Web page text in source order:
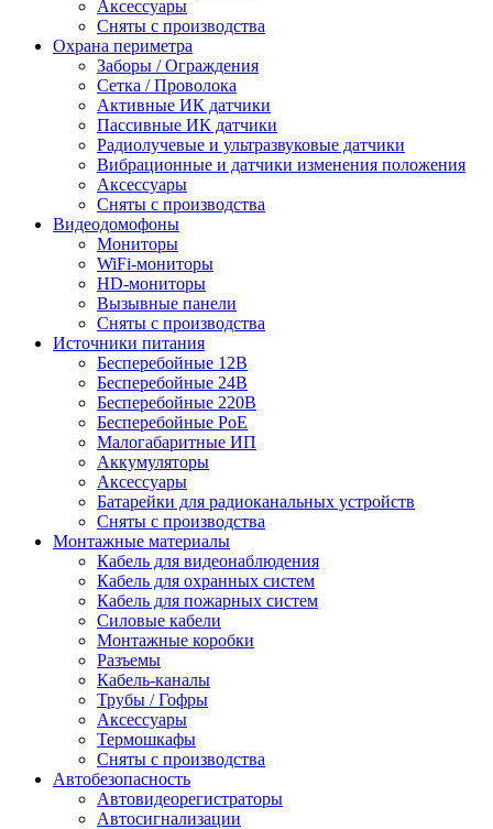
Аксессуары
Сняты с производства
Охрана периметра
Заборы / Ограждения
Сетка / Проволока
Активные ИК датчики
Пассивные ИК датчики
Радиолучевые и ультразвуковые датчики
Вибрационные и датчики изменения положения
Аксессуары
Сняты с производства
Видеодомофоны
Мониторы
WiFi-мониторы
HD-мониторы
Вызывные панели
Сняты с производства
Источники питания
Бесперебойные 12В
Бесперебойные 24В
Бесперебойные 220В
Бесперебойные PoE
Малогабаритные ИП
Аккумуляторы
Аксессуары
Батарейки для радиоканальных устройств
Сняты с производства
Монтажные материалы
Кабель для видеонаблюдения
Кабель для охранных систем
Кабель для пожарных систем
Силовые кабели
Монтажные коробки
Разъемы
Кабель-каналы
Трубы / Гофры
Аксессуары
Термошкафы
Сняты с производства
Автобезопасность
Автовидеорегистраторы
Автосигнализации